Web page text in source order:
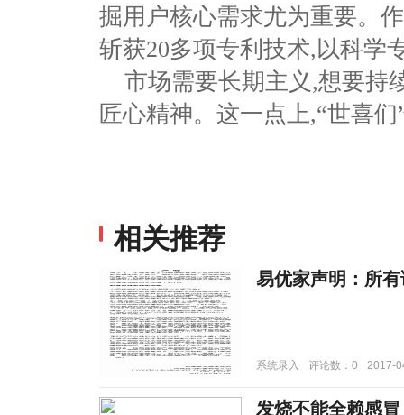
掘用户核心需求尤为重要。
斩获20多项专利技术,以科学
市场需要长期主义 ,想要持
匠心精神。 这一点上,“世喜
相关推荐
易优家声明：所
系统录入 评论数：0 2017-
发烧不能全赖感